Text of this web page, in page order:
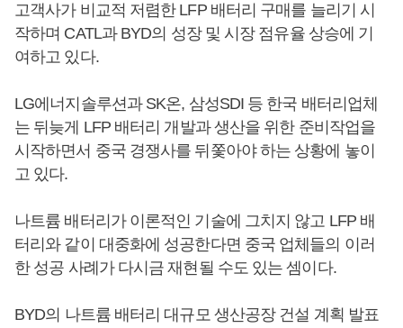
고객사가 비교적 저렴한 LFP 배터리 구매를 늘리기 시
작하며 CATL과 BYD의 성장 및 시장 점유율 상승에 기
여하고 있다.
LG에너지솔루션과 SK온, 삼성SDI 등 한국 배터리업체
는 뒤늦게 LFP 배터리 개발과 생산을 위한 준비작업을
시작하면서 중국 경쟁사를 뒤쫓아야 하는 상황에 놓이
고 있다.
나트륨 배터리가 이론적인 기술에 그치지 않고 LFP 배
터리와 같이 대중화에 성공한다면 중국 업체들의 이러
한 성공 사례가 다시금 재현될 수도 있는 셈이다.
BYD의 나트륨 배터리 대규모 생산공장 건설 계획 발표